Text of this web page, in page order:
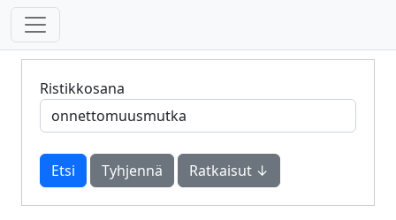
Ristikkosana
Tyhjennä Ratkaisut ↓